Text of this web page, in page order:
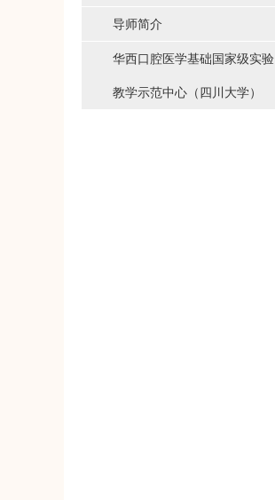
导师简介
华西口腔医学基础国家级实验
教学示范中心（四川大学）